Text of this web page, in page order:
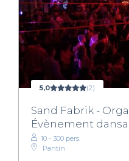
5,0 (2)
Sand Fabrik -
Évènement
10 - 300 pers.
Pantin